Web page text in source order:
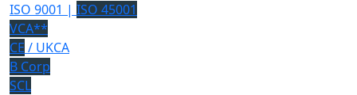
ISO 9001 | ISO 45001
VCA**
CE / UKCA
B Corp
SCL